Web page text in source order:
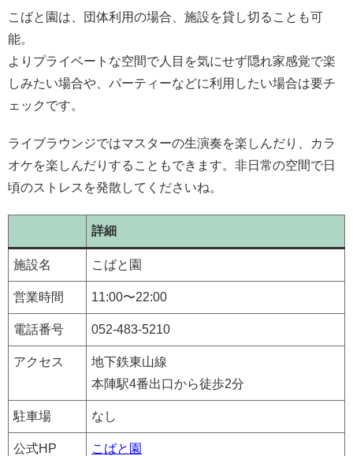
こばと園は、団体利用の場合、施設を貸し切ることも可
能。
よりプライベートな空間で人目を気にせず隠れ家感覚で楽
しみたい場合や、パーティーなどに利用したい場合は要チ
ェックです。
ライブラウンジではマスターの生演奏を楽しんだり、カラ
オケを楽しんだりすることもできます。非日常の空間で日
頃のストレスを発散してくださいね。
詳細
施設名 こばと園
営業時間 11:00〜22:00
電話番号 052-483-5210
アクセス
地下鉄東山線
本陣駅4番出口から徒歩2分
駐車場 なし
公式HP こばと園